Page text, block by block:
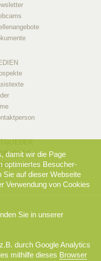
Info
Login
damit wir die Page
optimiertes Besucher-
Sie auf dieser Webseite
Verwendung von Cookies
Sie in unserer
durch Google Analytics
mithilfe dieses Browser